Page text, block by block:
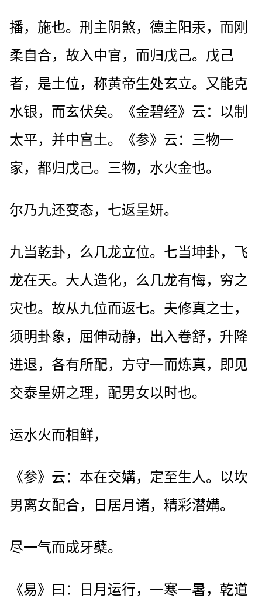
播，施也。刑主阴煞，德主阳汞，而刚
柔自合，故入中官，而归戊己。戊己
者，是土位，称黄帝生处玄立。又能克
水银，而玄伏矣。《金碧经》云：以制
太平，并中宫土。《参》云：三物一
家，都归戊己。三物，水火金也。
尔乃九还变态，七返呈妍。
九当乾卦，么几龙立位。七当坤卦，飞
龙在天。大人造化，么几龙有悔，穷之
灾也。故从九位而返七。夫修真之士，
须明卦象，屈伸动静，出入卷舒，升降
进退，各有所配，方守一而炼真，即见
交泰呈妍之理，配男女以时也。
运水火而相鲜，
《参》云：本在交媾，定至生人。以坎
男离女配合，日居月诸，精彩潜媾。
尽一气而成牙蘗。
《易》曰：日月运行，一寒一暑，乾道